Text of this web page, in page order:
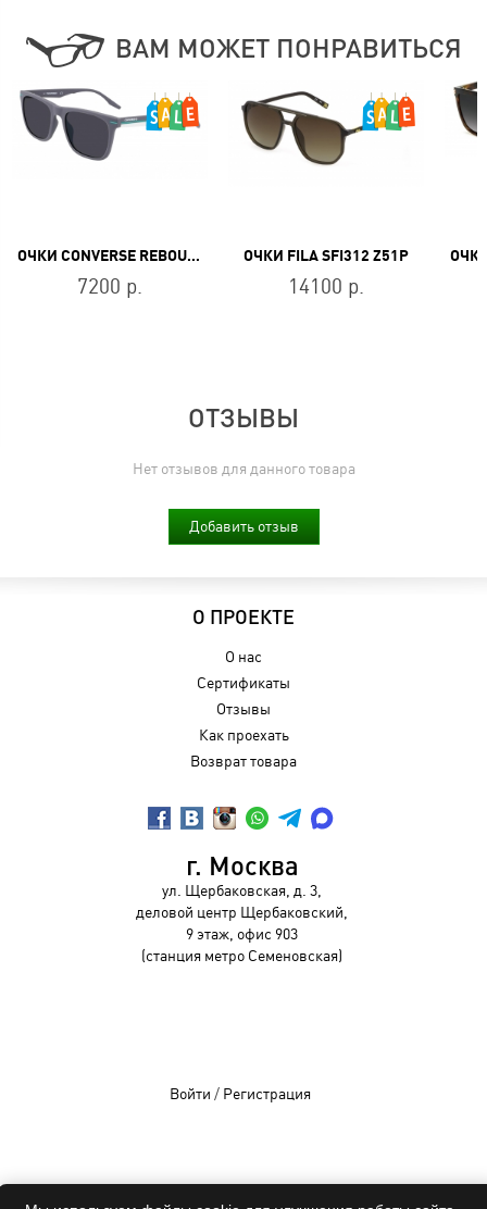
ВАМ МОЖЕТ ПОНРАВИТЬСЯ
ОЧКИ CONVERSE REBOUND CV504S 020
7200 р.
ОЧКИ FILA SFI312 Z51P
14100 р.
ОТЗЫВЫ
Нет отзывов для данного товара
Добавить отзыв
О ПРОЕКТЕ
О нас
Сертификаты
Отзывы
Как проехать
Возврат товара
г. Москва
ул. Щербаковская, д. 3,
деловой центр Щербаковский,
9 этаж, офис 903
(станция метро Семеновская)
Войти / Регистрация
OCHKIVIP 2009-2026©